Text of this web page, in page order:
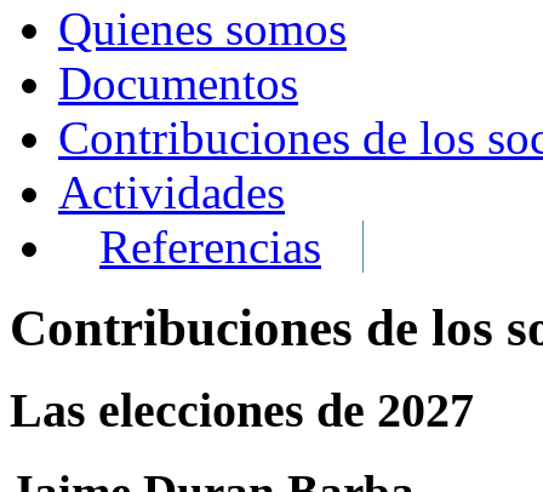
Quienes somos
Documentos
Contribuciones de los
Actividades
Referencias
Contribuciones de los
Las elecciones de 2027